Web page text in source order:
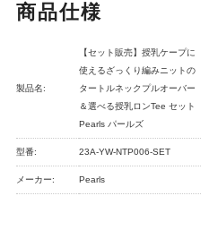
商品仕様
製品名:
【セット販売】授乳ケープに
使えるざっくり編みニットの
タートルネックプルオーバー
＆選べる授乳ロンTee セット
Pearls パールズ
型番: 23A-YW-NTP006-SET
メーカー: Pearls